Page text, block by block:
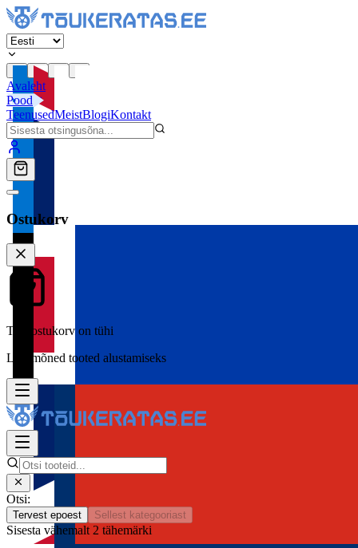
Avaleht
Pood
TeenusedMeistBlogiKontakt
Ostukorv
Teie ostukorv on tühi
Lisa mõned tooted alustamiseks
Otsi:
Tervest epoest Sellest kategooriast
Sisesta vähemalt 2 tähemärki